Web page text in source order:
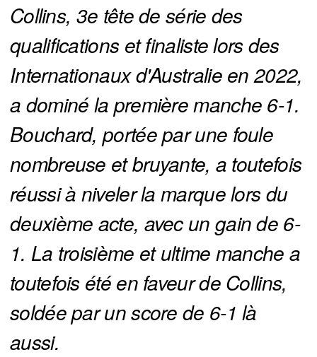
Collins, 3e tête de série des
qualifications et finaliste lors des
Internationaux d'Australie en 2022,
a dominé la première manche 6-1.
Bouchard, portée par une foule
nombreuse et bruyante, a toutefois
réussi à niveler la marque lors du
deuxième acte, avec un gain de 6-
1. La troisième et ultime manche a
toutefois été en faveur de Collins,
soldée par un score de 6-1 là
aussi.